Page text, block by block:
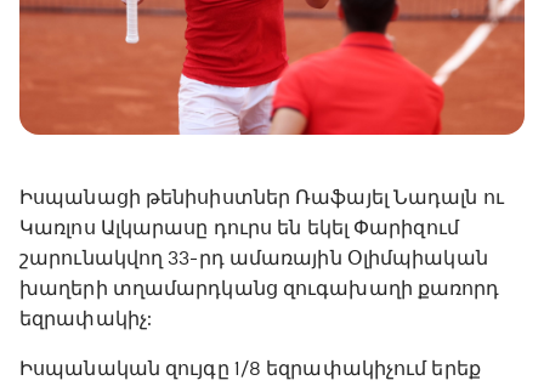
Իսպանացի թենիսիստներ Ռաֆայել Նադալն ու
Կառլոս Ալկարասը դուրս են եկել Փարիզում
շարունակվող 33-րդ ամառային Օլիմպիական
խաղերի տղամարդկանց զուգախաղի քառորդ
եզրափակիչ:
Իսպանական զույգը 1/8 եզրափակիչում երեք